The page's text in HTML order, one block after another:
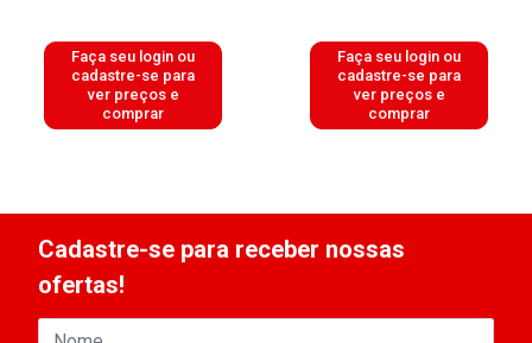
Faça seu login ou
cadastre-se para
ver preços e
comprar
Faça seu login ou
cadastre-se para
ver preços e
comprar
Cadastre-se para receber nossas
ofertas!